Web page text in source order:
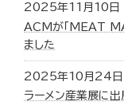
2025年11月10日
ACMが「MEAT
ました
2025年10月24日
ラーメン産業展に出